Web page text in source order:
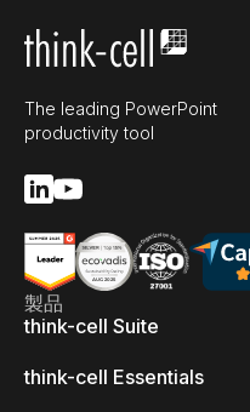
The leading PowerPoint
productivity tool
製品
think-cell Suite
think-cell Essentials